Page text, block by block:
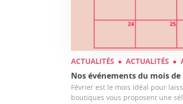
ACTUALITÉS ACTUALITÉS
Nos événements du mois de
Février est le mois idéal pour
boutiques vous proposent une